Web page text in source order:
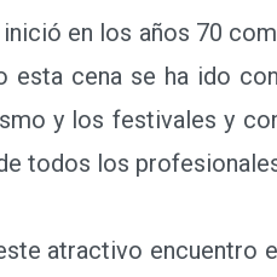
en los años 70
esta cena se ha ido
y los festivales y
todos los
atractivo encuentro